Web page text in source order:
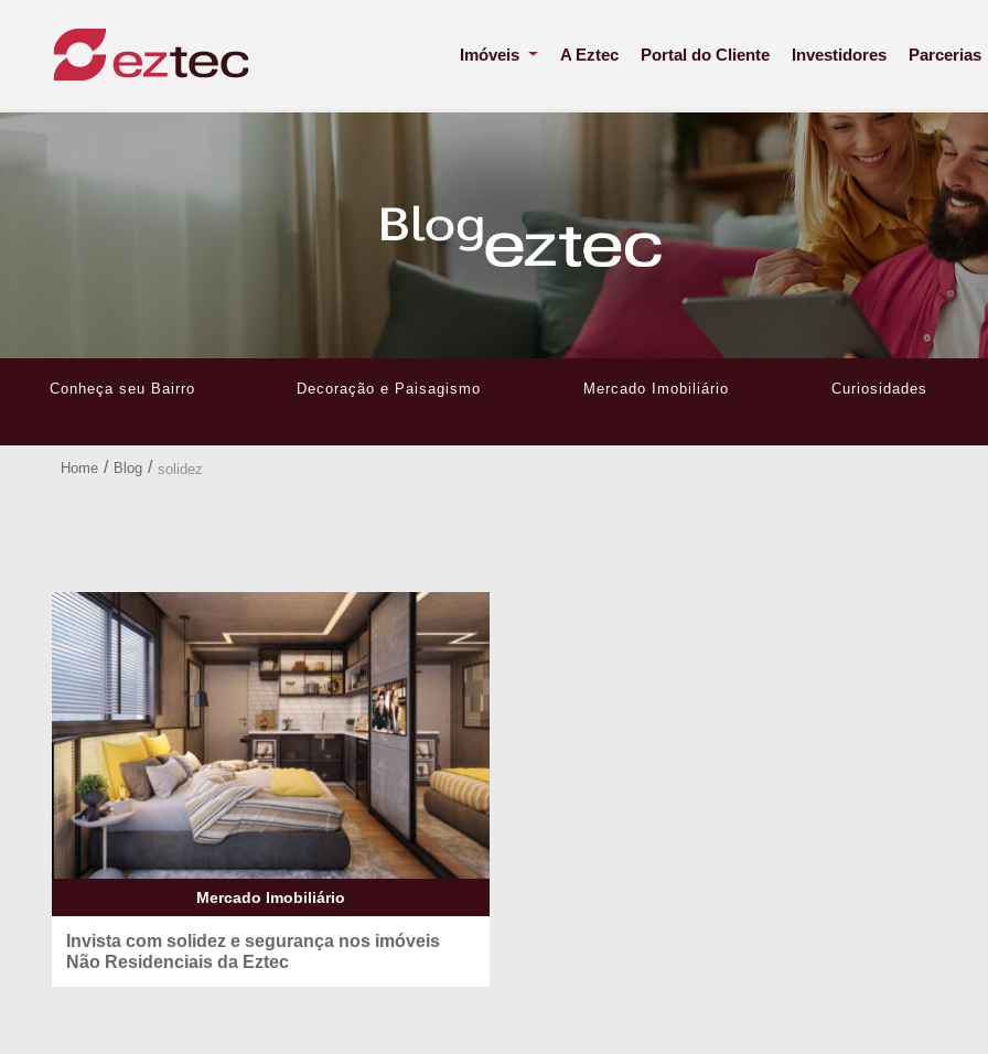
Imóveis A Eztec Portal do Cliente Investidores Parcerias
Conheça seu Bairro Decoração e Paisagismo Mercado Imobiliário Curiosidades
Home / Blog / solidez
Mercado Imobiliário
Invista com solidez e segurança nos imóveis
Não Residenciais da Eztec